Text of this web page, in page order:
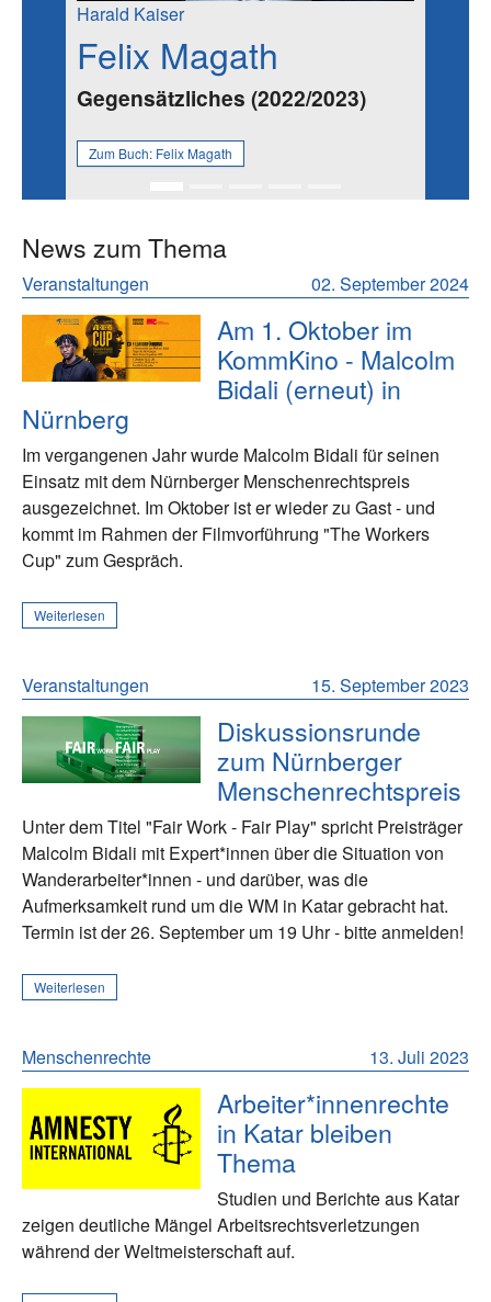
Harald Kaiser
Felix Magath
Gegensätzliches (2022/2023)
Zum Buch: Felix Magath
News zum Thema
02. September 2024
Veranstaltungen
Am 1. Oktober im
KommKino - Malcolm
Bidali (erneut) in
Nürnberg
Im vergangenen Jahr wurde Malcolm Bidali für seinen
Einsatz mit dem Nürnberger Menschenrechtspreis
ausgezeichnet. Im Oktober ist er wieder zu Gast - und
kommt im Rahmen der Filmvorführung "The Workers
Cup" zum Gespräch.
Weiterlesen
15. September 2023
Veranstaltungen
Diskussionsrunde
zum Nürnberger
Menschenrechtspreis
Unter dem Titel "Fair Work - Fair Play" spricht Preisträger
Malcolm Bidali mit Expert*innen über die Situation von
Wanderarbeiter*innen - und darüber, was die
Aufmerksamkeit rund um die WM in Katar gebracht hat.
Termin ist der 26. September um 19 Uhr - bitte anmelden!
Weiterlesen
13. Juli 2023
Menschenrechte
Arbeiter*innenrechte
in Katar bleiben
Thema
Studien und Berichte aus Katar
zeigen deutliche Mängel Arbeitsrechtsverletzungen
während der Weltmeisterschaft auf.